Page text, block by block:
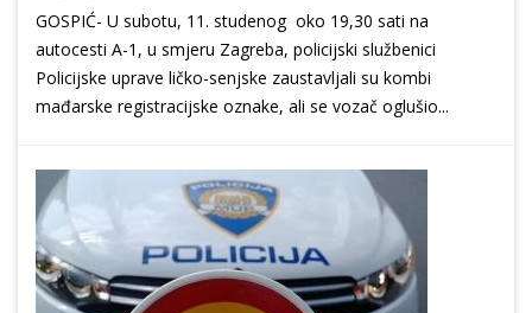
GOSPIĆ- U subotu, 11. studenog oko 19,30 sati na
autocesti A-1, u smjeru Zagreba, policijski službenici
Policijske uprave ličko-senjske zaustavljali su kombi
mađarske registracijske oznake, ali se vozač oglušio...